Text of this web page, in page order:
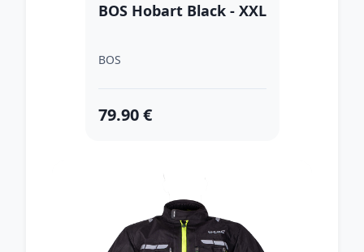
BOS Hobart Black - XXL
BOS
79.90 €